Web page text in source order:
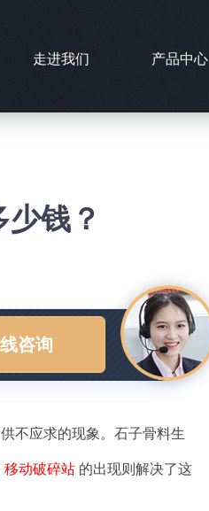
走进我们 产品中心
钱？
咨询
不应求的现象。石子骨料生
移动破碎站 的出现则解决了这